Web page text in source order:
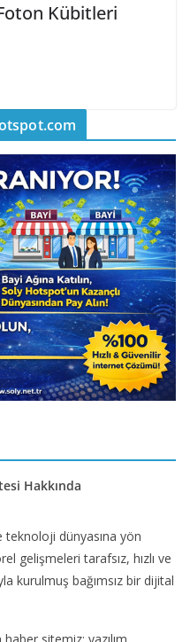
Kübitleri
Hakkında
teknoloji dünyasına yön
gelişmeleri tarafsız, hızlı ve
kurulmuş bağımsız bir dijital
haber sitemiz; yazılım,